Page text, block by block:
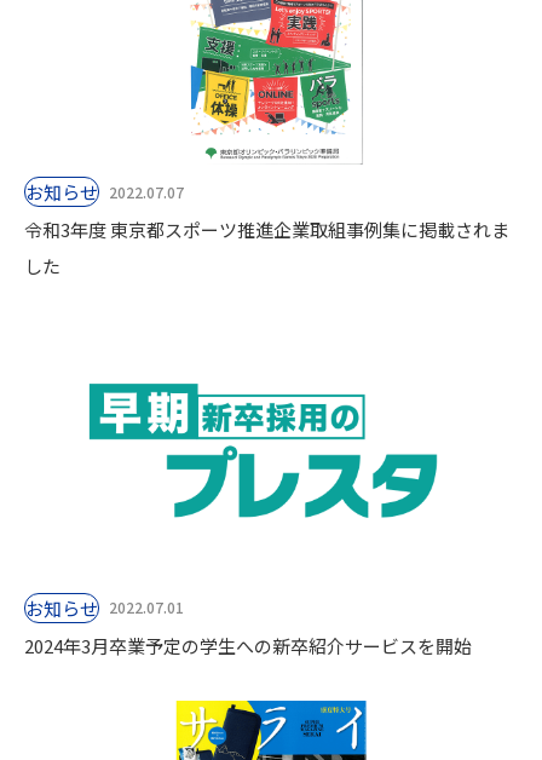
お知らせ 2022.07.07
令和3年度 東京都スポーツ推進企業取組事例集に掲載されま
した
お知らせ 2022.07.01
2024年3月卒業予定の学生への新卒紹介サービスを開始